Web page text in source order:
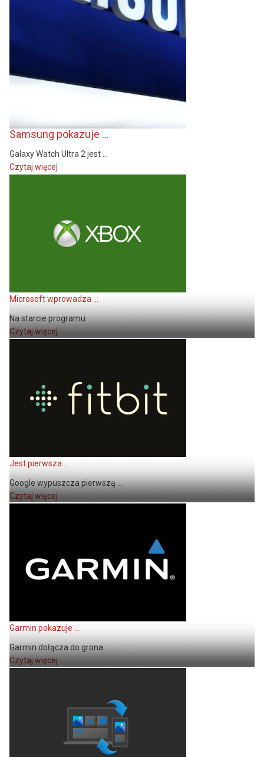
Samsung pokazuje ...
Galaxy Watch Ultra 2 jest ...
Czytaj więcej
Microsoft wprowadza ...
Na starcie programu ...
Czytaj więcej
Jest pierwsza ...
Google wypuszcza pierwszą ...
Czytaj więcej
Garmin pokazuje ...
Garmin dołącza do grona ...
Czytaj więcej